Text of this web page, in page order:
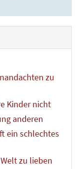
zu
Kinder nicht
anderen
ein schlechtes
zu lieben